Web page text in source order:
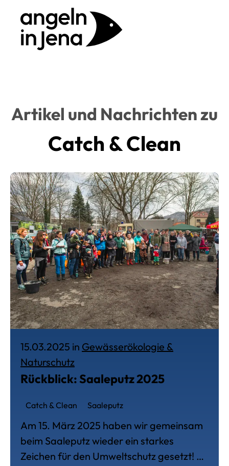
Artikel und Nachrichten zu
Catch & Clean
15.03.2025 in Gewässerökologie &
NaturschutzVeröffentlich am 15. März 2025, in
Rückblick: Saaleputz 2025
Catch & Clean Saaleputz
Am 15. März 2025 haben wir gemeinsam
beim Saaleputz wieder ein starkes
Zeichen für den Umweltschutz gesetzt! …